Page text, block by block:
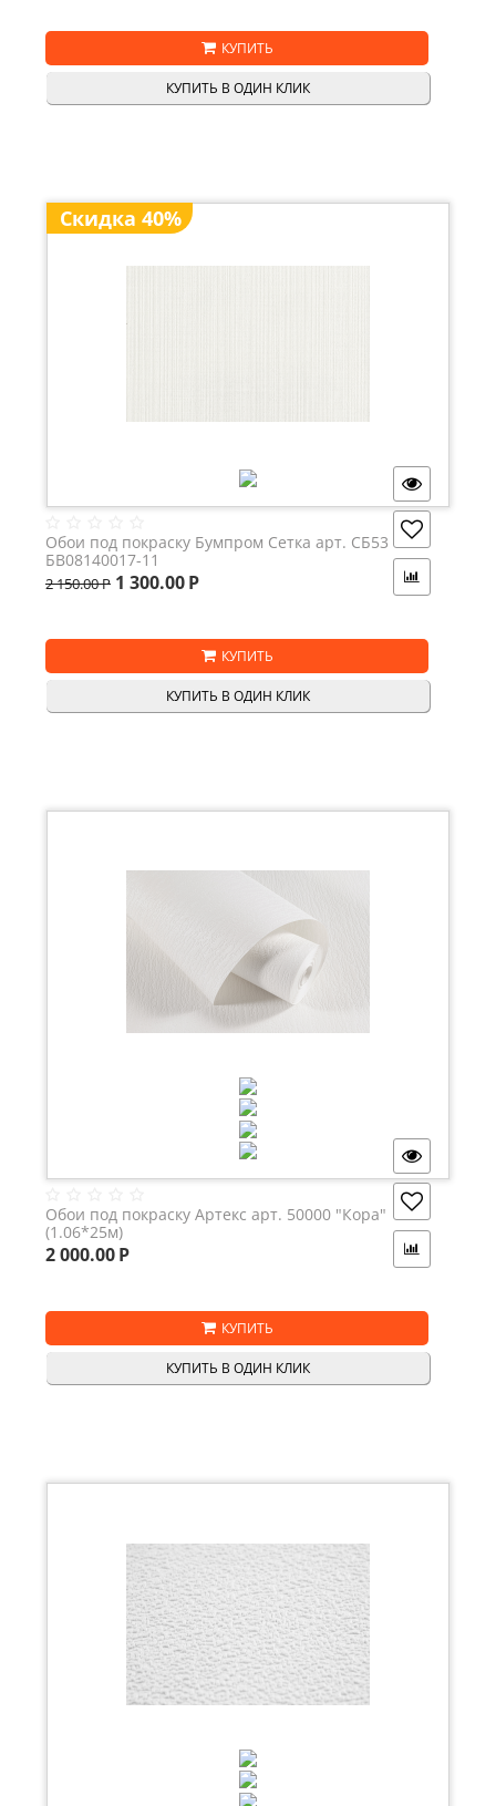
КУПИТЬ
КУПИТЬ В ОДИН КЛИК
Скидка 40%
Обои под покраску Бумпром Сетка арт. СБ53
БВ08140017-11
2 150.00Р 1 300.00Р
КУПИТЬ
КУПИТЬ В ОДИН КЛИК
Обои под покраску Артекс арт. 50000 "Кора"
(1.06*25м)
2 000.00Р
КУПИТЬ
КУПИТЬ В ОДИН КЛИК